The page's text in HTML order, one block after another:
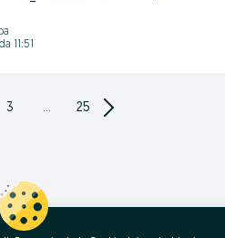
11:51
3 ... 25